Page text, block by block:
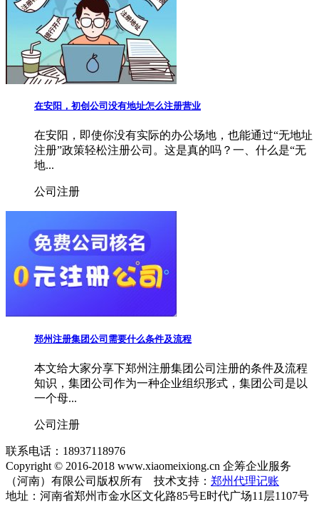
在安阳，初创公司没有地址怎么注册营业
在安阳，即使你没有实际的办公场地，也能通过“无地址
注册”政策轻松注册公司。这是真的吗？一、什么是“无
地...
公司注册
郑州注册集团公司需要什么条件及流程
本文给大家分享下郑州注册集团公司注册的条件及流程
知识，集团公司作为一种企业组织形式，集团公司是以
一个母...
公司注册
联系电话：18937118976
Copyright © 2016-2018 www.xiaomeixiong.cn 企筹企业服务
（河南）有限公司版权所有 技术支持： 郑州代理记账
地址：河南省郑州市金水区文化路85号E时代广场11层1107号